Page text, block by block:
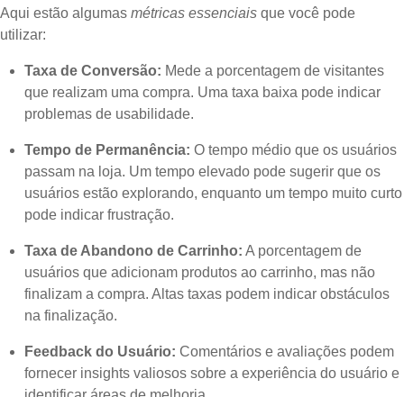
Aqui estão algumas métricas essenciais que você pode
utilizar:
Taxa de Conversão: Mede a porcentagem de visitantes
que realizam uma compra. Uma taxa baixa pode indicar
problemas de usabilidade.
Tempo de Permanência: O tempo médio que os usuários
passam na loja. Um tempo elevado pode sugerir que os
usuários estão explorando, enquanto um tempo muito curto
pode indicar frustração.
Taxa de Abandono de Carrinho: A porcentagem de
usuários que adicionam produtos ao carrinho, mas não
finalizam a compra. Altas taxas podem indicar obstáculos
na finalização.
Feedback do Usuário: Comentários e avaliações podem
fornecer insights valiosos sobre a experiência do usuário e